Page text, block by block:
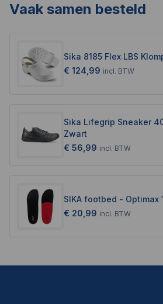
Vaak samen besteld
Sika 8185 Flex LBS
€ 124,99 incl. BTW
Sika Lifegrip Sneaker
Zwart
€ 56,99 incl. BTW
SIKA footbed - Optimax
€ 20,99 incl. BTW